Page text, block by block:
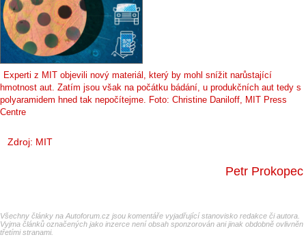
Experti z MIT objevili nový materiál, který by mohl snížit narůstající
hmotnost aut. Zatím jsou však na počátku bádání, u produkčních aut tedy s
polyaramidem hned tak nepočítejme. Foto: Christine Daniloff, MIT Press
Centre
Zdroj: MIT
Petr Prokopec
Všechny články na Autoforum.cz jsou komentáře vyjadřující stanovisko redakce či autora.
Vyjma článků označených jako inzerce není obsah sponzorován ani jinak obdobně ovlivněn
třetími stranami.